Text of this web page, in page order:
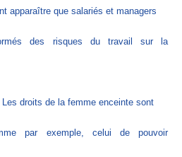
apparaître que salariés et managers
des risques du travail sur la
droits de la femme enceinte sont
par exemple, celui de pouvoir